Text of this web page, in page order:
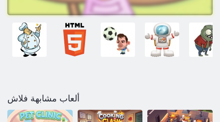
ألعاب مشابهة فلاش